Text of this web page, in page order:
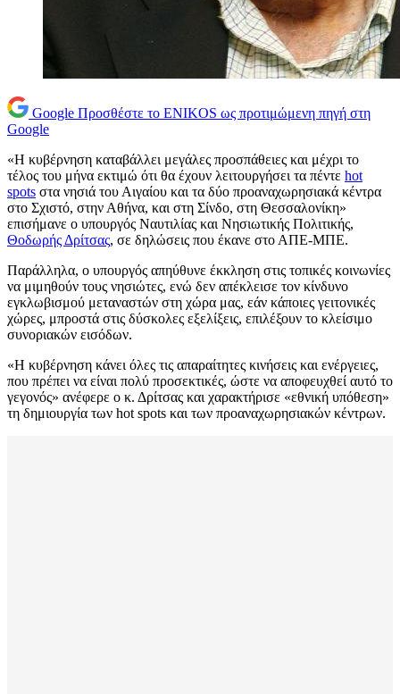
Google Προσθέστε το ENIKOS ως προτιμώμενη πηγή στη
Google
«Η κυβέρνηση καταβάλλει μεγάλες προσπάθειες και μέχρι το
τέλος του μήνα εκτιμώ ότι θα έχουν λειτουργήσει τα πέντε hot
spots στα νησιά του Αιγαίου και τα δύο προαναχωρησιακά κέντρα
στο Σχιστό, στην Αθήνα, και στη Σίνδο, στη Θεσσαλονίκη»
επισήμανε ο υπουργός Ναυτιλίας και Νησιωτικής Πολιτικής,
Θοδωρής Δρίτσας, σε δηλώσεις που έκανε στο ΑΠΕ-ΜΠΕ.
Παράλληλα, ο υπουργός απηύθυνε έκκληση στις τοπικές κοινωνίες
να μιμηθούν τους νησιώτες, ενώ δεν απέκλεισε τον κίνδυνο
εγκλωβισμού μεταναστών στη χώρα μας, εάν κάποιες γειτονικές
χώρες, μπροστά στις δύσκολες εξελίξεις, επιλέξουν το κλείσιμο
συνοριακών εισόδων.
«Η κυβέρνηση κάνει όλες τις απαραίτητες κινήσεις και ενέργειες,
που πρέπει να είναι πολύ προσεκτικές, ώστε να αποφευχθεί αυτό το
γεγονός» ανέφερε ο κ. Δρίτσας και χαρακτήρισε «εθνική υπόθεση»
τη δημιουργία των hot spots και των προαναχωρησιακών κέντρων.